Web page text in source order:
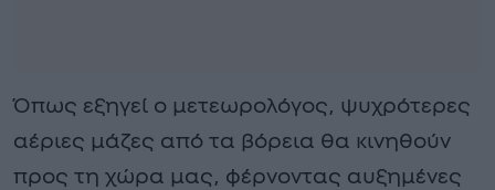
Όπως εξηγεί ο μετεωρολόγος, ψυχρότερες
αέριες μάζες από τα βόρεια θα κινηθούν
προς τη χώρα μας, φέρνοντας αυξημένες